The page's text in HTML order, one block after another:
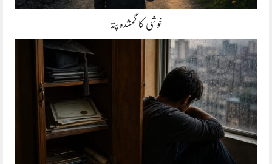
خوشی کا گمشدہ پتہ